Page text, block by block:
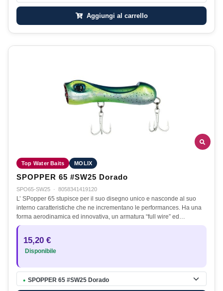
Aggiungi al carrello
Top Water Baits MOLIX
SPOPPER 65 #SW25 Dorado
SPO65-SW25 · 8058341419120
L’ SPopper 65 stupisce per il suo disegno unico e nasconde al suo
interno caratteristiche che ne incrementano le performances. Ha una
forma aerodinamica ed innovativa, un armatura “full wire” ed…
15,20 €
Disponibile
● SPOPPER 65 #SW25 Dorado